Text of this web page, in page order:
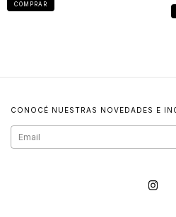
COMPRAR
CONOCÉ NUESTRAS NOVEDADES E